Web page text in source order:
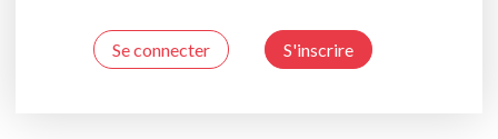
Se connecter S'inscrire